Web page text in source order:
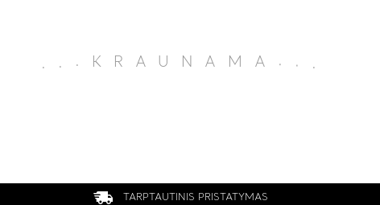
. . . KRAUNAMA . . .
TARPTAUTINIS PRISTATYMAS